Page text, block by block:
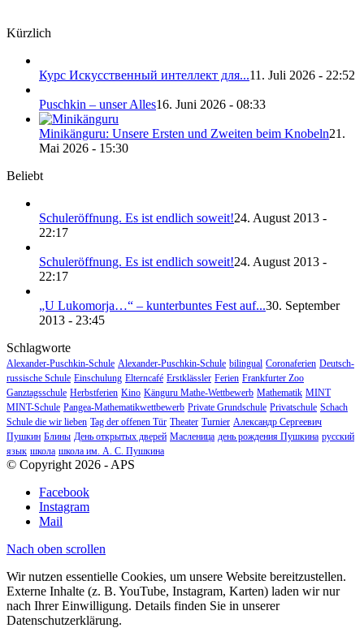
Kürzlich
Курс Искусственный интеллект для...11. Juli 2026 - 22:52
Puschkin – unser Alles16. Juni 2026 - 08:33
Minikänguru: Unsere Ersten und Zweiten beim Knobeln21.
Mai 2026 - 15:30
Beliebt
Schuleröffnung. Es ist endlich soweit!24. August 2013 -
22:17
Schuleröffnung. Es ist endlich soweit!24. August 2013 -
22:17
„U Lukomorja…“ – kunterbuntes Fest auf...30. September
2013 - 23:45
Schlagworte
Alexander-Puschkin-Schule Alexander-Puschkin-Schule bilingual Coronaferien Deutsch-
russische Schule Einschulung Elterncafé Erstklässler Ferien Frankfurter Zoo
Ganztagsschule Herbstferien Kino Känguru Mathe-Wettbewerb Mathematik MINT
MINT-Schule Pangea-Mathematikwettbewerb Private Grundschule Privatschule Schach
Schule die wir lieben Tag der offenen Tür Theater Turnier Александр Сергеевич
Пушкин Блины День открытых дверей Масленица день рождения Пушкина русский
язык школа школа им. А. С. Пушкина
© Copyright 2026 - APS
Facebook
Instagram
Mail
Nach oben scrollen
Wir nutzen essentielle Cookies, um unsere Website bereitzustellen.
Externe Inhalte (z. B. YouTube, Instagram, Karten) laden wir nur
nach Ihrer Einwilligung. Details finden Sie in unserer
Datenschutzerklärung.